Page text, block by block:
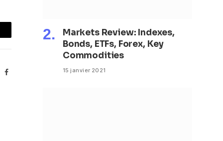
Facebook
Markets Review: Indexes,
Bonds, ETFs, Forex, Key
Commodities
15 janvier 2021